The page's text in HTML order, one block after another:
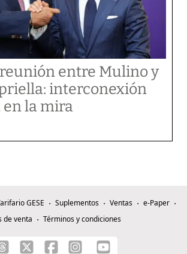
entre Mulino y
interconexión
la mira
GESE Suplementos Ventas
e-Paper
de venta
Términos y condiciones